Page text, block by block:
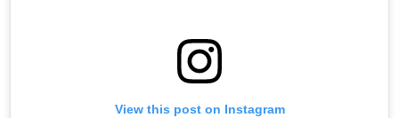
View this post on Instagram